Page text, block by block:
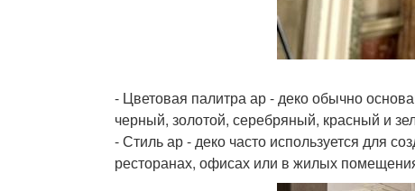
- Цветовая палитра ар - деко обычно
черный, золотой, серебряный, красный и
- Стиль ар - деко часто используется для
ресторанах, офисах или в жилых